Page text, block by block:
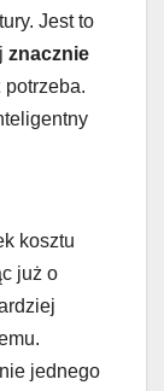
Jest to
znacznie
potrzeba.
kosztu
już o
jednego